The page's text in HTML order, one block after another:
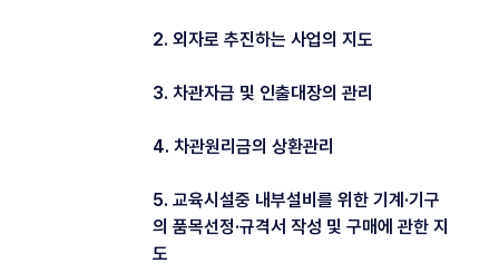
2. 외자로 추진하는 사업의 지도
3. 차관자금 및 인출대장의 관리
4. 차관원리금의 상환관리
5. 교육시설중 내부설비를 위한 기계·기구
의 품목선정·규격서 작성 및 구매에 관한 지
도